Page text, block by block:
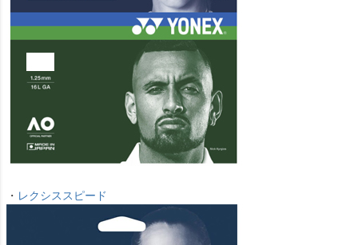
・ レクシススピード